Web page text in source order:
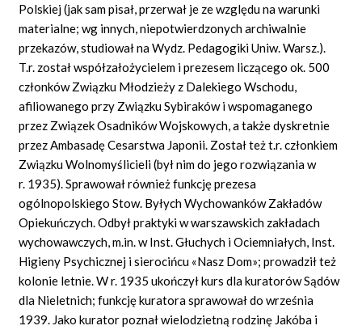
Polskiej (jak sam pisał, przerwał je ze względu na warunki
materialne; wg innych, niepotwierdzonych archiwalnie
przekazów, studiował na Wydz. Pedagogiki Uniw. Warsz.).
T.r. został współzałożycielem i prezesem liczącego ok. 500
członków Związku Młodzieży z Dalekiego Wschodu,
afiliowanego przy Związku Sybiraków i wspomaganego
przez Związek Osadników Wojskowych, a także dyskretnie
przez Ambasadę Cesarstwa Japonii. Został też t.r. członkiem
Związku Wolnomyślicieli (był nim do jego rozwiązania w
r. 1935). Sprawował również funkcję prezesa
ogólnopolskiego Stow. Byłych Wychowanków Zakładów
Opiekuńczych. Odbył praktyki w warszawskich zakładach
wychowawczych, m.in. w Inst. Głuchych i Ociemniałych, Inst.
Higieny Psychicznej i sierocińcu «Nasz Dom»; prowadził też
kolonie letnie. W r. 1935 ukończył kurs dla kuratorów Sądów
dla Nieletnich; funkcję kuratora sprawował do września
1939. Jako kurator poznał wielodzietną rodzinę Jakóba i